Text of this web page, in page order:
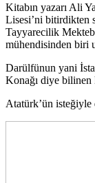
Kitabın yazarı Ali
Lisesi’ni bitirdikten
Tayyarecilik
mühendisinden biri
Darülfünun yani
Konağı diye bilinen
Atatürk’ün